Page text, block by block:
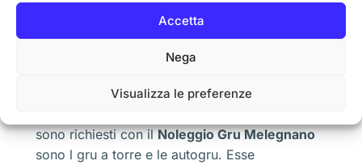
Accetta
Nega
Visualizza le preferenze
grandi dimensioni e usate esclusivamente per
pesanti, quindi vendiamo che si hanno molte
per cui sono state richieste.Tuttavia, parlando
sono richiesti con ilNoleggio Gru Melegnano
sono l gru a torre e le autogru. Esse